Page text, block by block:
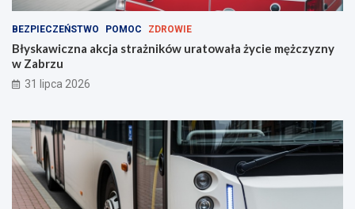
BEZPIECZEŃSTWO POMOC ZDROWIE
Błyskawiczna akcja strażników uratowała życie mężczyzny
w Zabrzu
31 lipca 2026